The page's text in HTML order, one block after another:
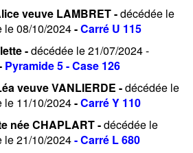
veuve LAMBRET -décédée le
le 08/10/2024-Carré U 115
-décédée le 21/07/2024 -
Pyramide 5 - Case 126
veuve VANLIERDE -décédée le
le 11/10/2024-Carré Y 110
née CHAPLART -décédée le
le 21/10/2024- Carré L 680